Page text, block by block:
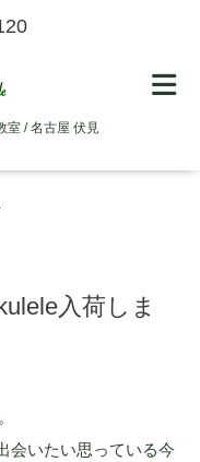
室 / 名古屋 伏見
入荷しま
会いたい思っている今